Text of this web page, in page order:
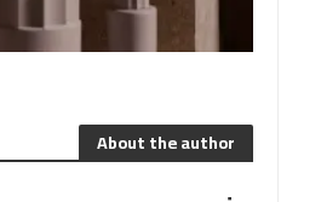
About the author